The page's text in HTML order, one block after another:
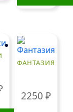
ФАНТАЗИЯ
2250 ₽